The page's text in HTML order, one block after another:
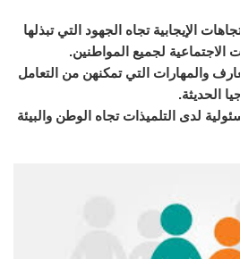
الإيجابية تجاه الجهود التي تبذلها
الاجتماعية لجميع المواطنين.
والمهارات التي تمكنهن من التعامل
الحديثة.
لدى التلميذات تجاه الوطن والبيئة